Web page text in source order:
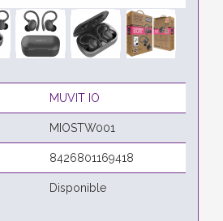
MUVIT IO
MIOSTW001
8426801169418
Disponible